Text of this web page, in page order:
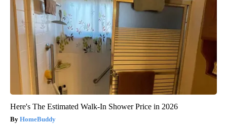
Here's The Estimated Walk-In Shower Price in 2026
HomeBuddy